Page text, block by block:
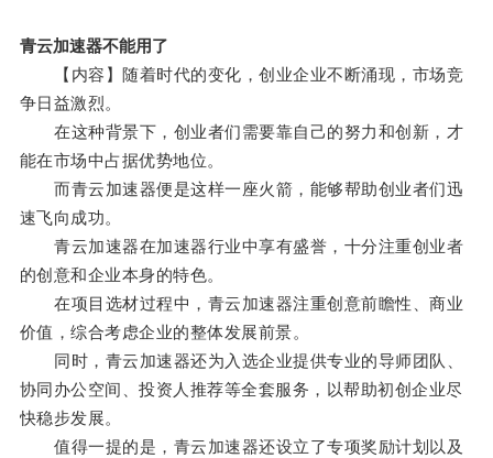
青云加速器不能用了
【内容】随着时代的变化，创业企业不断涌现，市场竞
争日益激烈。
在这种背景下，创业者们需要靠自己的努力和创新，才
能在市场中占据优势地位。
而青云加速器便是这样一座火箭，能够帮助创业者们迅
速飞向成功。
青云加速器在加速器行业中享有盛誉，十分注重创业者
的创意和企业本身的特色。
在项目选材过程中，青云加速器注重创意前瞻性、商业
价值，综合考虑企业的整体发展前景。
同时，青云加速器还为入选企业提供专业的导师团队、
协同办公空间、投资人推荐等全套服务，以帮助初创企业尽
快稳步发展。
值得一提的是，青云加速器还设立了专项奖励计划以及